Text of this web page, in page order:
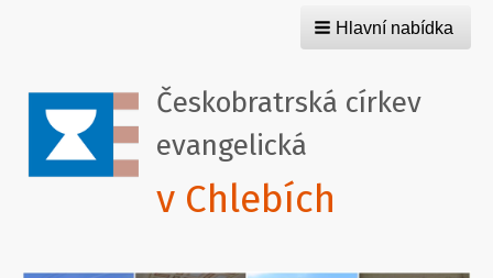
Hlavní nabídka
Českobratrská církev
evangelická
v Chlebích